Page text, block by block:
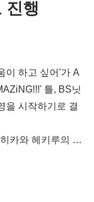
진행
이 하고 싶어'가 A
틀, BS닛
을 시작하기로 결
카와 헤키루의 최